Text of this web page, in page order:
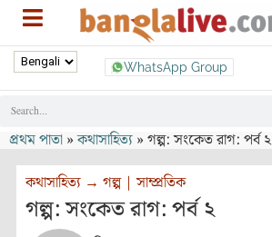
WhatsApp Group
প্রথম পাতা »কথাসাহিত্য »গল্প: সংকেত রাগ: পর্ব ২
কথাসাহিত্য → গল্প|সাম্প্রতিক
গল্প: সংকেত রাগ: পর্ব ২